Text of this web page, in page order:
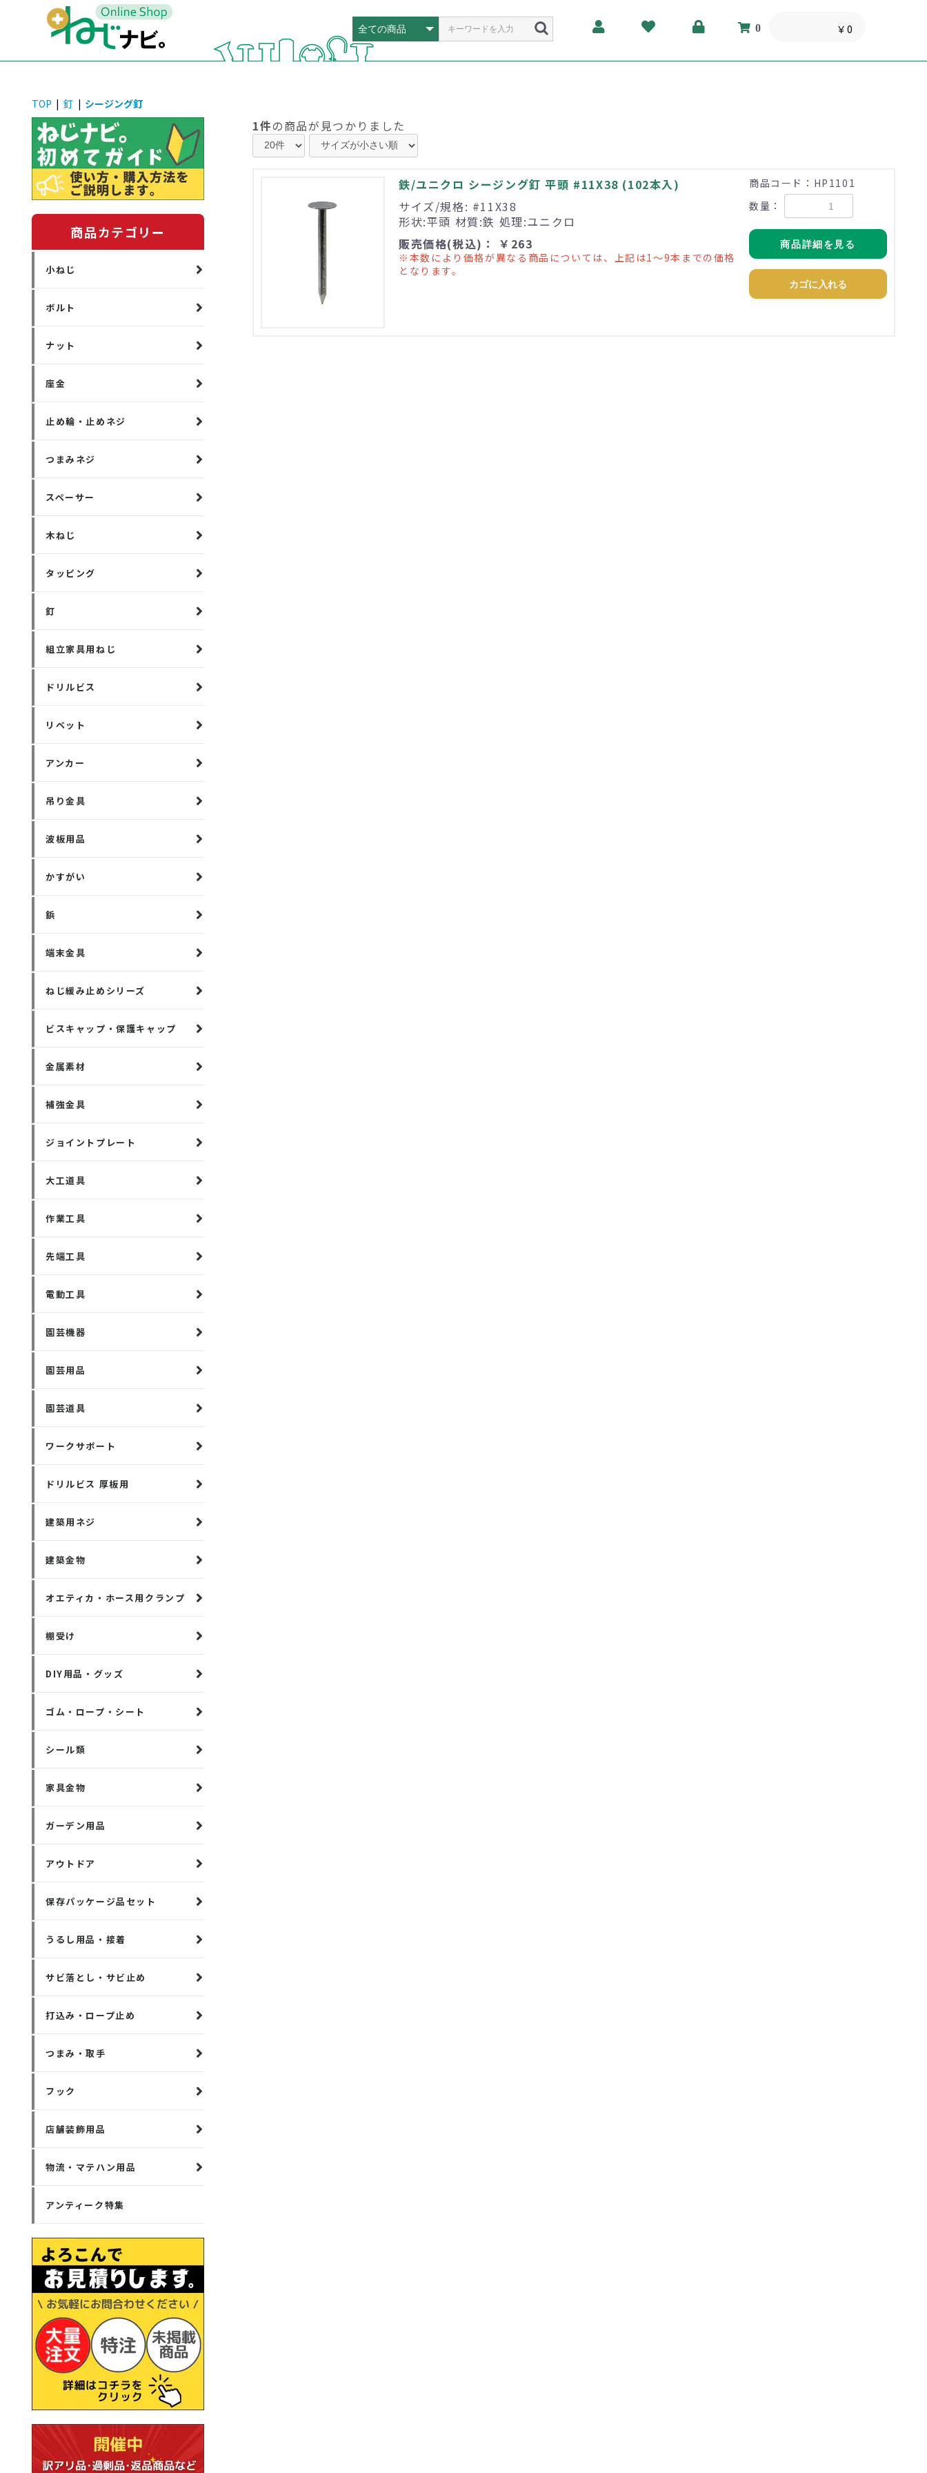
0 ￥0
TOP | 釘 | シージング釘
商品カテゴリー
小ねじ
ボルト
ナット
座金
止め輪・止めネジ
つまみネジ
スペーサー
木ねじ
タッピング
釘
組立家具用ねじ
ドリルビス
リベット
アンカー
吊り金具
波板用品
かすがい
鋲
端末金具
ねじ緩み止めシリーズ
ビスキャップ・保護キャップ
金属素材
補強金具
ジョイントプレート
大工道具
作業工具
先端工具
電動工具
園芸機器
園芸用品
園芸道具
ワークサポート
ドリルビス 厚板用
建築用ネジ
建築金物
オエティカ・ホース用クランプ
棚受け
DIY用品・グッズ
ゴム・ロープ・シート
シール類
家具金物
ガーデン用品
アウトドア
保存パッケージ品セット
うるし用品・接着
サビ落とし・サビ止め
打込み・ロープ止め
つまみ・取手
フック
店舗装飾用品
物流・マテハン用品
アンティーク特集
1件の商品が見つかりました
鉄/ユニクロ シージング釘 平頭 #11X38 (102本入)
サイズ/規格: #11X38
形状:平頭 材質:鉄 処理:ユニクロ
販売価格(税込)： ￥263
※本数により価格が異なる商品については、上記は1～9本までの価格
となります。
商品コード：HP1101
数量：
商品詳細を見る
カゴに入れる